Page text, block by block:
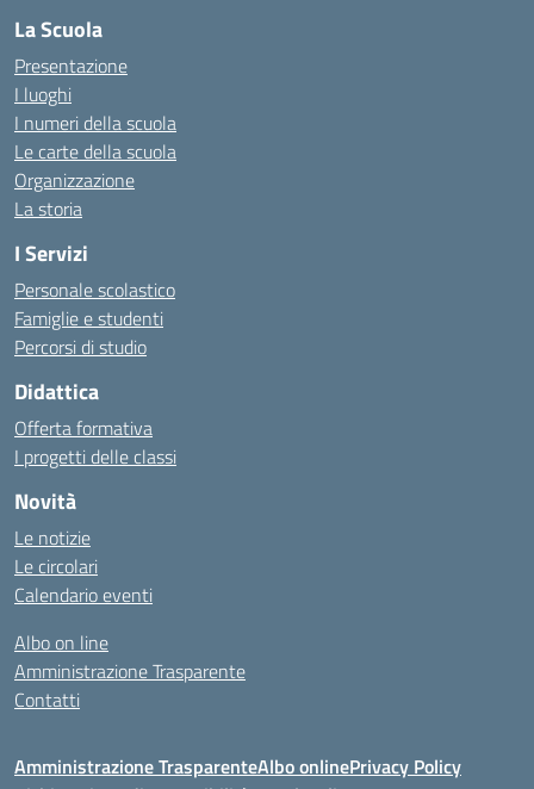
La Scuola
Presentazione
I luoghi
I numeri della scuola
Le carte della scuola
Organizzazione
La storia
I Servizi
Personale scolastico
Famiglie e studenti
Percorsi di studio
Didattica
Offerta formativa
I progetti delle classi
Novità
Le notizie
Le circolari
Calendario eventi
Albo on line
Amministrazione Trasparente
Contatti
Amministrazione TrasparenteAlbo onlinePrivacy Policy